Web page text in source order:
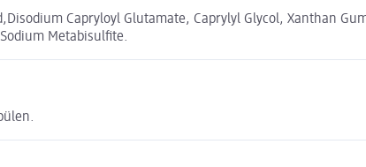
Capryloyl Glutamate, Caprylyl Glycol, Xanthan
Metabisulfite.